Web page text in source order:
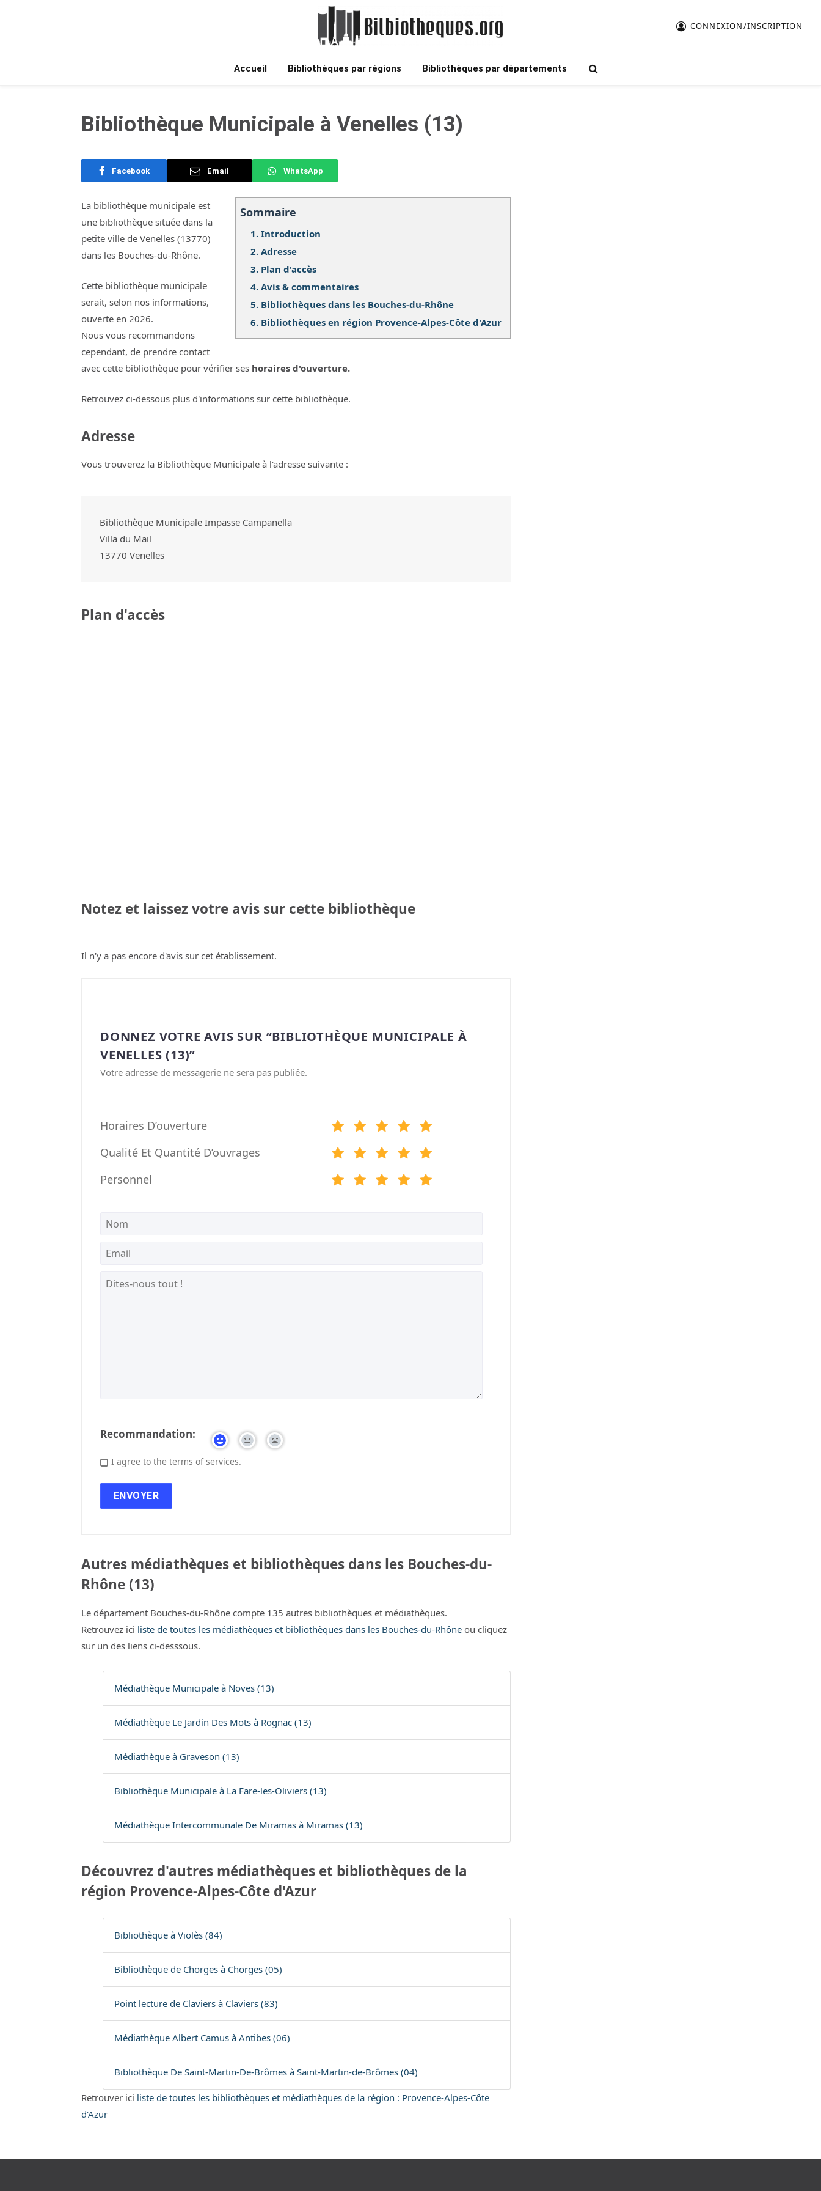
CONNEXION/INSCRIPTION
Accueil Bibliothèques par régions Bibliothèques par départements
Bibliothèque Municipale à Venelles (13)
Facebook Email WhatsApp
Sommaire
1. Introduction
2. Adresse
3. Plan d'accès
4. Avis & commentaires
5. Bibliothèques dans les Bouches-du-Rhône
6. Bibliothèques en région Provence-Alpes-Côte d'Azur
La bibliothèque municipale est
une bibliothèque située dans la
petite ville de Venelles (13770)
dans les Bouches-du-Rhône.
Cette bibliothèque municipale
serait, selon nos informations,
ouverte en 2026.
Nous vous recommandons
cependant, de prendre contact
avec cette bibliothèque pour vérifier ses horaires d'ouverture.
Retrouvez ci-dessous plus d'informations sur cette bibliothèque.
Adresse
Vous trouverez la Bibliothèque Municipale à l'adresse suivante :
Bibliothèque Municipale Impasse Campanella
Villa du Mail
13770 Venelles
Plan d'accès
Notez et laissez votre avis sur cette bibliothèque
Il n'y a pas encore d'avis sur cet établissement.
DONNEZ VOTRE AVIS SUR “BIBLIOTHÈQUE MUNICIPALE À
VENELLES (13)”
Votre adresse de messagerie ne sera pas publiée.
Horaires D’ouverture
Qualité Et Quantité D’ouvrages
Personnel
Recommandation:
I agree to the terms of services.
Autres médiathèques et bibliothèques dans les Bouches-du-
Rhône (13)
Le département Bouches-du-Rhône compte 135 autres bibliothèques et médiathèques.
Retrouvez ici liste de toutes les médiathèques et bibliothèques dans les Bouches-du-Rhône ou cliquez
sur un des liens ci-desssous.
Médiathèque Municipale à Noves (13)
Médiathèque Le Jardin Des Mots à Rognac (13)
Médiathèque à Graveson (13)
Bibliothèque Municipale à La Fare-les-Oliviers (13)
Médiathèque Intercommunale De Miramas à Miramas (13)
Découvrez d'autres médiathèques et bibliothèques de la
région Provence-Alpes-Côte d'Azur
Bibliothèque à Violès (84)
Bibliothèque de Chorges à Chorges (05)
Point lecture de Claviers à Claviers (83)
Médiathèque Albert Camus à Antibes (06)
Bibliothèque De Saint-Martin-De-Brômes à Saint-Martin-de-Brômes (04)
Retrouver ici liste de toutes les bibliothèques et médiathèques de la région : Provence-Alpes-Côte
d'Azur